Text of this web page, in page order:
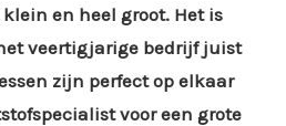
en heel groot. Het is
veertigjarige bedrijf juist
zijn perfect op elkaar
voor een grote